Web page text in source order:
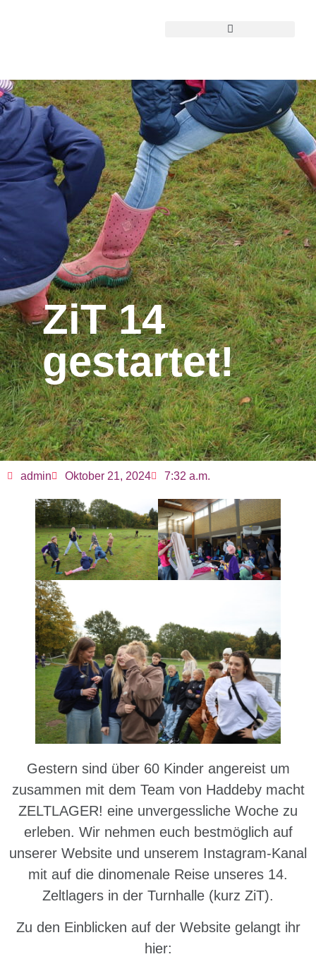
ZiT 14
gestartet!
admin Oktober 21, 2024 7:32 a.m.
Gestern sind über 60 Kinder angereist um
zusammen mit dem Team von Haddeby macht
ZELTLAGER! eine unvergessliche Woche zu
erleben. Wir nehmen euch bestmöglich auf
unserer Website und unserem Instagram-Kanal
mit auf die dinomenale Reise unseres 14.
Zeltlagers in der Turnhalle (kurz ZiT).
Zu den Einblicken auf der Website gelangt ihr
hier: